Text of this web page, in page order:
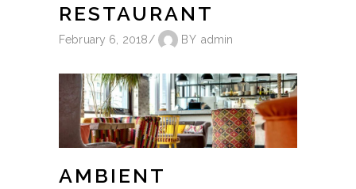
RESTAURANT
February 6, 2018 BY admin
AMBIENT